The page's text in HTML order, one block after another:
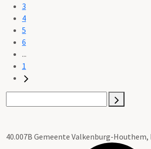
3
4
5
6
...
1
40.007B Gemeente Valkenburg-